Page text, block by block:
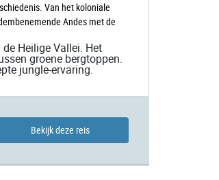
Van het koloniale
Andes met de
Heilige Vallei. Het
groene bergtoppen.
jungle-ervaring.
Bekijk deze reis